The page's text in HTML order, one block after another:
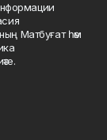
Матбуғат һәм